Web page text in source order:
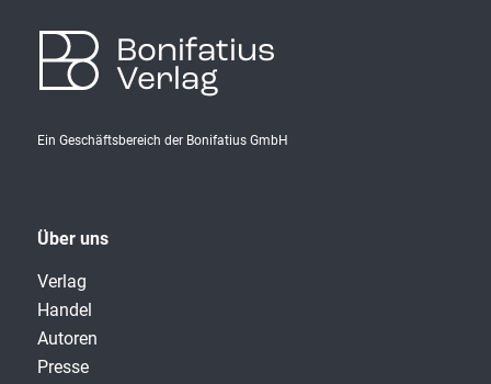
Bonifatius
Verlag
Ein Geschäftsbereich der Bonifatius GmbH
Über uns
Verlag
Handel
Autoren
Presse